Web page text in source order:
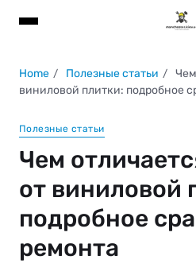
Home Полезные статьи
виниловой плитки: подробное
Полезные статьи
Чем
от виниловой
подробное
ремонта